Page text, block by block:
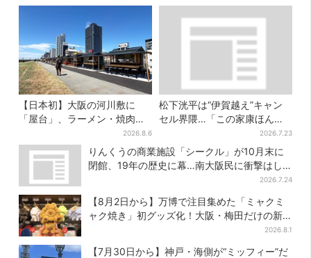
【日本初】大阪の河川敷に
「屋台」、ラーメン・焼肉・
しゃぶしゃぶ・カフェまで…
22店舗がオープン
2026.8.6
松下洸平は“伊賀越え”キャン
セル界隈…「この家康ほんと
憎たらしいな」【豊臣兄弟】
2026.7.23
りんくうの商業施設「シークル」が10月末に
閉館、19年の歴史に幕…南大阪民に衝撃はし
2026.7.24
【8月2日から】万博で注目集めた「ミャクミ
ャク焼き」初グッズ化！大阪・梅田だけの新
2026.8.1
【7月30日から】神戸・海側が“ミッフィー”だ